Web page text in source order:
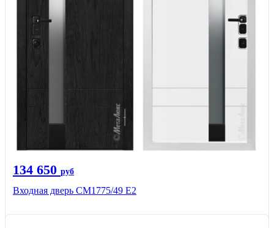
134 650 руб
Входная дверь СМ1775/49 Е2